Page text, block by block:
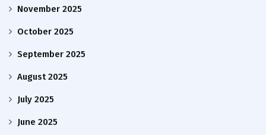
November 2025
October 2025
September 2025
August 2025
July 2025
June 2025